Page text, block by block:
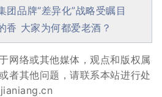
团品牌“差异化”战略受瞩目
香 大家为何都爱老酒？
网络或其他媒体，观点和版权属
者其他问题，请联系本站进行处